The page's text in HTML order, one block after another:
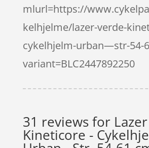
mlurl=https://
kelhjelme/lazer-verde-
cykelhjelm-urban—str-54-
variant=BLC2447892250
31 reviews for
Kineticore -